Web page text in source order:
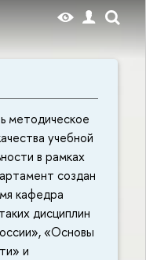
методическое
учебной
в рамках
создан
кафедра
дисциплин
«Основы
и